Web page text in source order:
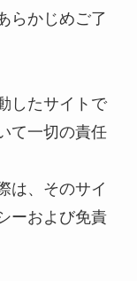
らかじめご了
したサイトで
て一切の責任
は、そのサイ
ーおよび免責